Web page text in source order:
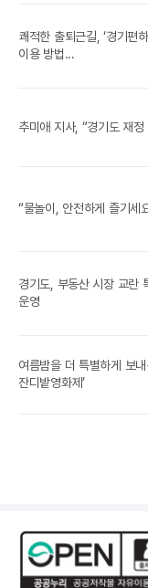
쾌적한 출퇴근길, ‘경기편
이용 방법...
추미애 지사, “경기도 재
“물놀이, 안전하게 즐기세
경기도, 부동산 시장 교란
운영
여름밤을 더 특별하게 보
잔디밭영화제’